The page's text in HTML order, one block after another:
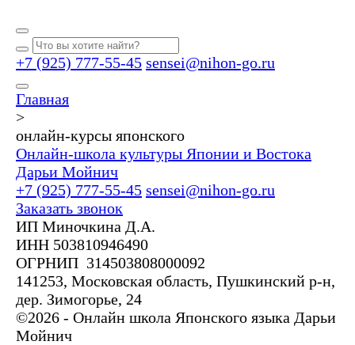
+7 (925) 777-55-45 sensei@nihon-go.ru
Главная
>
онлайн-курсы японского
Онлайн-школа культуры Японии и Востока
Дарьи Мойнич
+7 (925) 777-55-45 sensei@nihon-go.ru
Заказать звонок
ИП Миночкина Д.А.
ИНН 503810946490
ОГРНИП 314503808000092
141253, Московская область, Пушкинский р-н,
дер. Зимогорье, 24
©2026 - Онлайн школа Японского языка Дарьи
Мойнич